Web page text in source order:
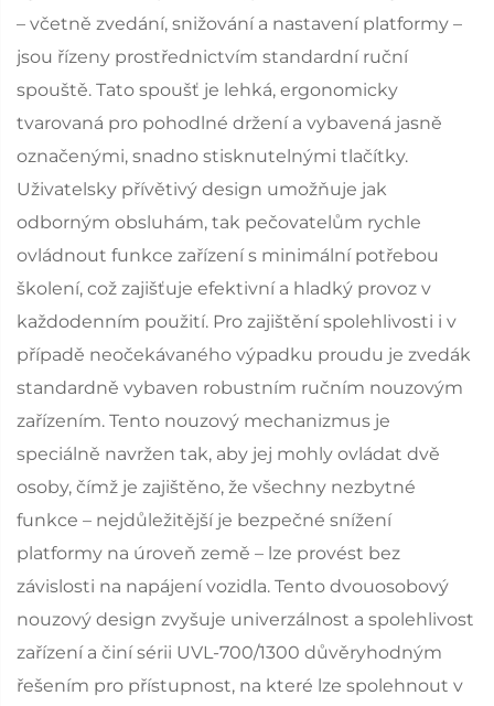
– včetně zvedání, snižování a nastavení platformy –
jsou řízeny prostřednictvím standardní ruční
spouště. Tato spoušť je lehká, ergonomicky
tvarovaná pro pohodlné držení a vybavená jasně
označenými, snadno stisknutelnými tlačítky.
Uživatelsky přívětivý design umožňuje jak
odborným obsluhám, tak pečovatelům rychle
ovládnout funkce zařízení s minimální potřebou
školení, což zajišťuje efektivní a hladký provoz v
každodenním použití. Pro zajištění spolehlivosti i v
případě neočekávaného výpadku proudu je zvedák
standardně vybaven robustním ručním nouzovým
zařízením. Tento nouzový mechanizmus je
speciálně navržen tak, aby jej mohly ovládat dvě
osoby, čímž je zajištěno, že všechny nezbytné
funkce – nejdůležitější je bezpečné snížení
platformy na úroveň země – lze provést bez
závislosti na napájení vozidla. Tento dvouosobový
nouzový design zvyšuje univerzálnost a spolehlivost
zařízení a činí sérii UVL-700/1300 důvěryhodným
řešením pro přístupnost, na které lze spolehnout v